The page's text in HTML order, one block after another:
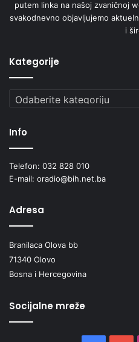
putem linka na našoj zvaničnoj
svakodnevno objavljujemo
i
Kategorije
Kategorije
Info
Telefon: 032 828 010
E-mail: oradio@bih.net.ba
Adresa
Branilaca Olova bb
71340 Olovo
Bosna i Hercegovina
Socijalne mreže